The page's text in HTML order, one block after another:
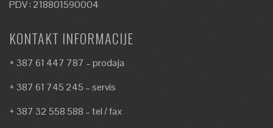
PDV : 218801590004
KONTAKT INFORMACIJE
+ 387 61 447 787 – prodaja
+ 387 61 745 245 – servis
+ 387 32 558 588 – tel / fax